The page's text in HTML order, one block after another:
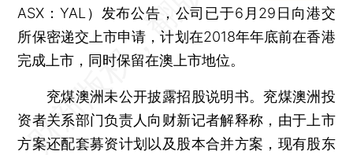
ASX：YAL）发布公告，公司已于6月29日向港交
所保密递交上市申请，计划在2018年年底前在香港
完成上市，同时保留在澳上市地位。
兖煤澳洲未公开披露招股说明书。兖煤澳洲投
资者关系部门负责人向财新记者解释称，由于上市
方案还配套募资计划以及股本合并方案，现有股东